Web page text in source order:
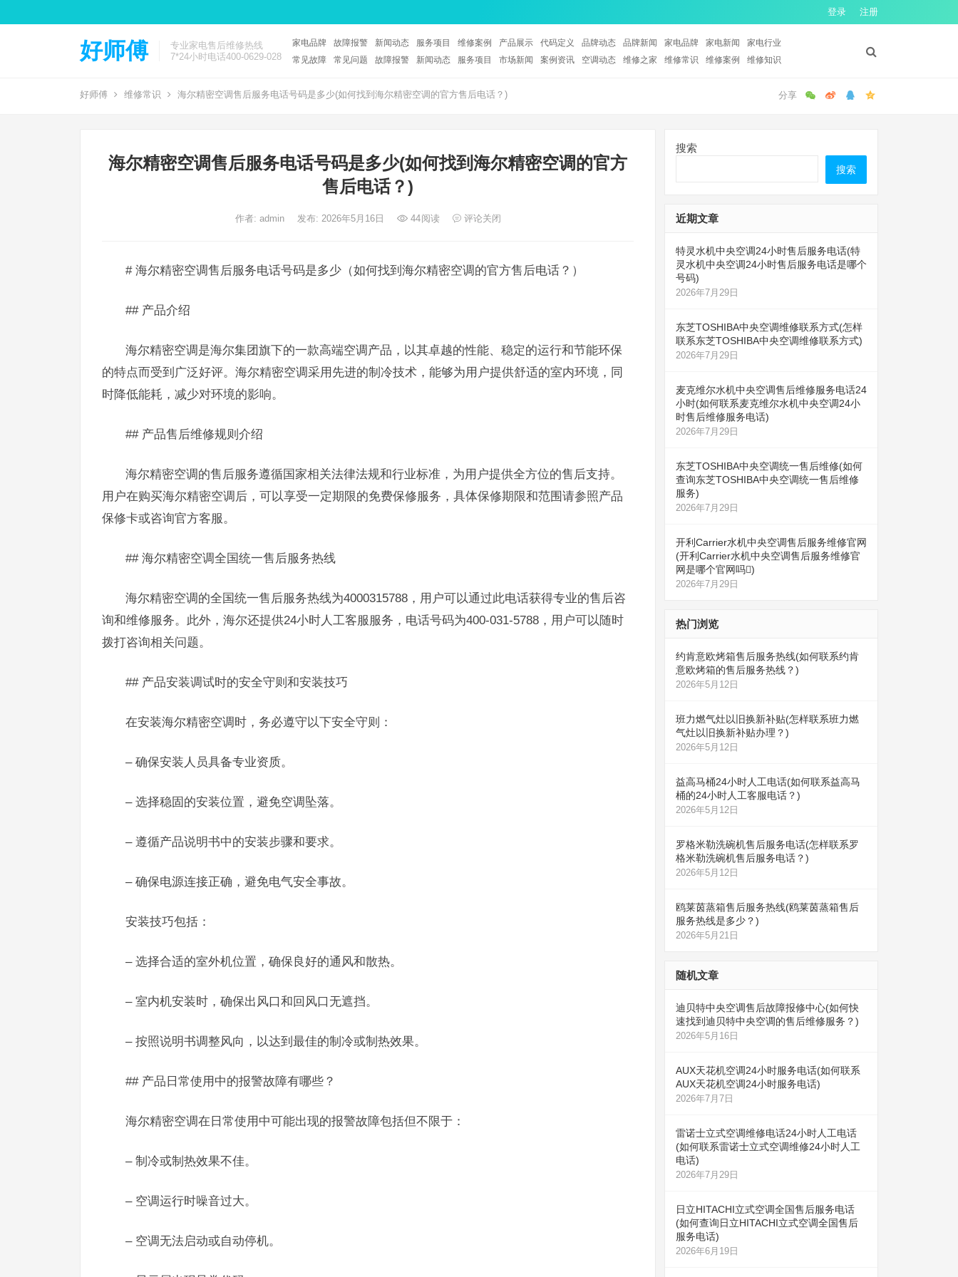
登录 注册
好师傅
专业家电售后维修热线
7*24小时电话400-0629-028
家电品牌 故障报警 新闻动态 服务项目 维修案例 产品展示 代码定义 品牌动态 品牌新闻 家电品牌 家电新闻
家电行业
常见故障
常见问题 故障报警 新闻动态 服务项目 市场新闻 案例资讯 空调动态 维修之家 维修常识 维修案例 维修知识
好师傅 维修常识 海尔精密空调售后服务电话号码是多少(如何找到海尔精密空调的官方售后电话？)
海尔精密空调售后服务电话号码是多少(如何找到海尔精密空调的官方
售后电话？)
作者: admin 发布: 2026年5月16日 44阅读 评论关闭
# 海尔精密空调售后服务电话号码是多少（如何找到海尔精密空调的官方售后电话？）
## 产品介绍
海尔精密空调是海尔集团旗下的一款高端空调产品，以其卓越的性能、稳定的运行和节能环保
的特点而受到广泛好评。海尔精密空调采用先进的制冷技术，能够为用户提供舒适的室内环境，同
时降低能耗，减少对环境的影响。
## 产品售后维修规则介绍
海尔精密空调的售后服务遵循国家相关法律法规和行业标准，为用户提供全方位的售后支持。
用户在购买海尔精密空调后，可以享受一定期限的免费保修服务，具体保修期限和范围请参照产品
保修卡或咨询官方客服。
## 海尔精密空调全国统一售后服务热线
海尔精密空调的全国统一售后服务热线为4000315788，用户可以通过此电话获得专业的售后咨
询和维修服务。此外，海尔还提供24小时人工客服服务，电话号码为400-031-5788，用户可以随时
拨打咨询相关问题。
## 产品安装调试时的安全守则和安装技巧
在安装海尔精密空调时，务必遵守以下安全守则：
– 确保安装人员具备专业资质。
– 选择稳固的安装位置，避免空调坠落。
– 遵循产品说明书中的安装步骤和要求。
– 确保电源连接正确，避免电气安全事故。
安装技巧包括：
– 选择合适的室外机位置，确保良好的通风和散热。
– 室内机安装时，确保出风口和回风口无遮挡。
– 按照说明书调整风向，以达到最佳的制冷或制热效果。
## 产品日常使用中的报警故障有哪些？
海尔精密空调在日常使用中可能出现的报警故障包括但不限于：
– 制冷或制热效果不佳。
– 空调运行时噪音过大。
– 空调无法启动或自动停机。
搜索
搜索
近期文章
特灵水机中央空调24小时售后服务电话(特
灵水机中央空调24小时售后服务电话是哪个
号码)
2026年7月29日
东芝TOSHIBA中央空调维修联系方式(怎样
联系东芝TOSHIBA中央空调维修联系方式)
2026年7月29日
麦克维尔水机中央空调售后维修服务电话24
小时(如何联系麦克维尔水机中央空调24小
时售后维修服务电话)
2026年7月29日
东芝TOSHIBA中央空调统一售后维修(如何
查询东芝TOSHIBA中央空调统一售后维修
服务)
2026年7月29日
开利Carrier水机中央空调售后服务维修官网
(开利Carrier水机中央空调售后服务维修官
网是哪个官网吗)
2026年7月29日
热门浏览
约肯意欧烤箱售后服务热线(如何联系约肯
意欧烤箱的售后服务热线？)
2026年5月12日
班力燃气灶以旧换新补贴(怎样联系班力燃
气灶以旧换新补贴办理？)
2026年5月12日
益高马桶24小时人工电话(如何联系益高马
桶的24小时人工客服电话？)
2026年5月12日
罗格米勒洗碗机售后服务电话(怎样联系罗
格米勒洗碗机售后服务电话？)
2026年5月12日
鸥莱茵蒸箱售后服务热线(鸥莱茵蒸箱售后
服务热线是多少？)
2026年5月21日
随机文章
迪贝特中央空调售后故障报修中心(如何快
速找到迪贝特中央空调的售后维修服务？)
2026年5月16日
AUX天花机空调24小时服务电话(如何联系
AUX天花机空调24小时服务电话)
2026年7月7日
雷诺士立式空调维修电话24小时人工电话
(如何联系雷诺士立式空调维修24小时人工
电话)
2026年7月29日
日立HITACHI立式空调全国售后服务电话
(如何查询日立HITACHI立式空调全国售后
服务电话)
2026年6月19日